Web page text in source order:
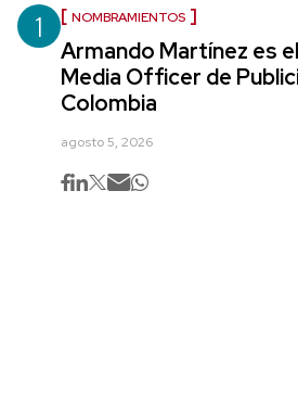
1 NOMBRAMIENTOS
Armando Martínez es
Media Officer de
Colombia
agosto 5, 2026